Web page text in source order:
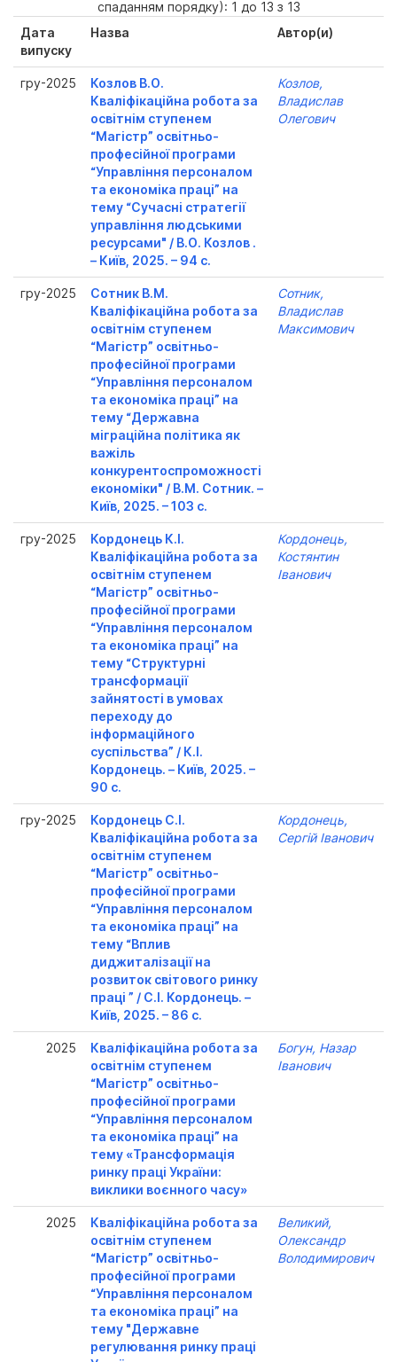
спаданням порядку): 1 до 13 з 13
Дата
випуску
Назва Автор(и)
гру-2025
Козлов В.О.
Кваліфікаційна робота за
освітнім ступенем
“Магістр” освітньо-
професійної програми
“Управління персоналом
та економіка праці” на
тему “Сучасні стратегії
управління людськими
ресурсами" / В.О. Козлов .
– Київ, 2025. – 94 с.
Козлов,
Владислав
Олегович
гру-2025
Сотник В.М.
Кваліфікаційна робота за
освітнім ступенем
“Магістр” освітньо-
професійної програми
“Управління персоналом
та економіка праці” на
тему “Державна
міграційна політика як
важіль
конкурентоспроможності
економіки" / В.М. Сотник. –
Київ, 2025. – 103 с.
Сотник,
Владислав
Максимович
гру-2025
Кордонець К.І.
Кваліфікаційна робота за
освітнім ступенем
“Магістр” освітньо-
професійної програми
“Управління персоналом
та економіка праці” на
тему “Структурні
трансформації
зайнятості в умовах
переходу до
інформаційного
суспільства” / К.І.
Кордонець. – Київ, 2025. –
90 с.
Кордонець,
Костянтин
Іванович
гру-2025
Кордонець С.І.
Кваліфікаційна робота за
освітнім ступенем
“Магістр” освітньо-
професійної програми
“Управління персоналом
та економіка праці” на
тему “Вплив
диджиталізації на
розвиток світового ринку
праці ” / С.І. Кордонець. –
Київ, 2025. – 86 с.
Кордонець,
Сергій Іванович
2025
Кваліфікаційна робота за
освітнім ступенем
“Магістр” освітньо-
професійної програми
“Управління персоналом
та економіка праці” на
тему «Трансформація
ринку праці України:
виклики воєнного часу»
Богун, Назар
Іванович
2025
Кваліфікаційна робота за
освітнім ступенем
“Магістр” освітньо-
професійної програми
“Управління персоналом
та економіка праці” на
тему "Державне
регулювання ринку праці
Великий,
Олександр
Володимирович